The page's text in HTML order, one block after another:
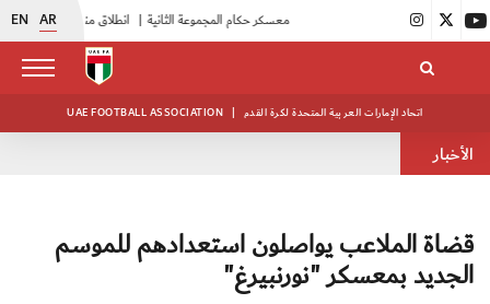
EN AR انطلاق منافسات بطولة النخبة لحرس الرئاسة |
UAE FOOTBALL ASSOCIATION | اتحاد الإمارات العربية المتحدة لكرة القدم
الأخبار
قضاة الملاعب يواصلون استعدادهم للموسم
الجديد بمعسكر "نورنبيرغ"